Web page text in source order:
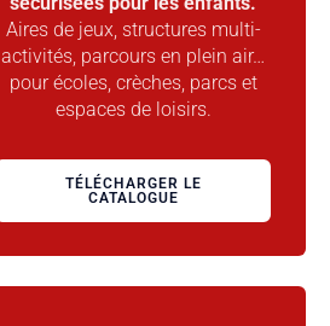
Aires de jeux, structures multi-
activités, parcours en plein air…
pour écoles, crèches, parcs et
espaces de loisirs.
TÉLÉCHARGER LE
CATALOGUE